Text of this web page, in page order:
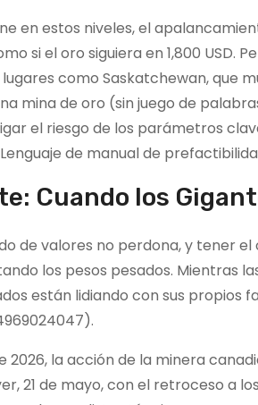
en estos niveles, el
si el oro siguiera en 1,800 USD.
como Saskatchewan, que
mina de oro (sin juego de
el riesgo de los parámetros
de manual de
Cuando los
de valores no perdona, y tener
los pesos pesados. Mientras
están lidiando con sus propios
2026, la acción de la minera
21 de mayo, con el retroceso a